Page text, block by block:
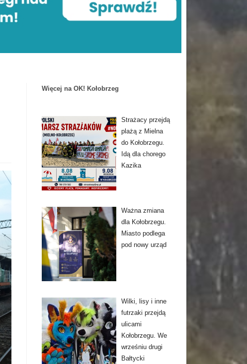
Więcej na OK! Kołobrzeg
Strażacy przejdą
plażą z Mielna
do Kołobrzegu.
Idą dla chorego
Kazika
Ważna zmiana
dla Kołobrzegu.
Miasto podlega
pod nowy urząd
Wilki, lisy i inne
futrzaki przejdą
ulicami
Kołobrzegu. We
wrześniu drugi
Bałtycki